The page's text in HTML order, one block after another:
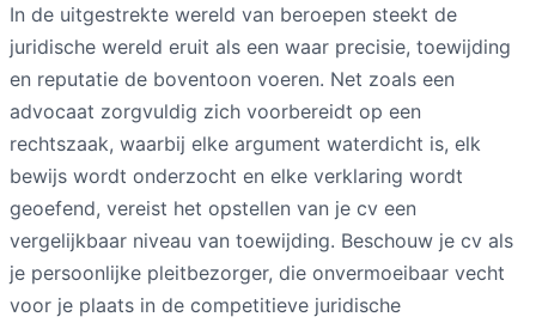
In de uitgestrekte wereld van beroepen steekt de
juridische wereld eruit als een waar precisie, toewijding
en reputatie de boventoon voeren. Net zoals een
advocaat zorgvuldig zich voorbereidt op een
rechtszaak, waarbij elke argument waterdicht is, elk
bewijs wordt onderzocht en elke verklaring wordt
geoefend, vereist het opstellen van je cv een
vergelijkbaar niveau van toewijding. Beschouw je cv als
je persoonlijke pleitbezorger, die onvermoeibaar vecht
voor je plaats in de competitieve juridische